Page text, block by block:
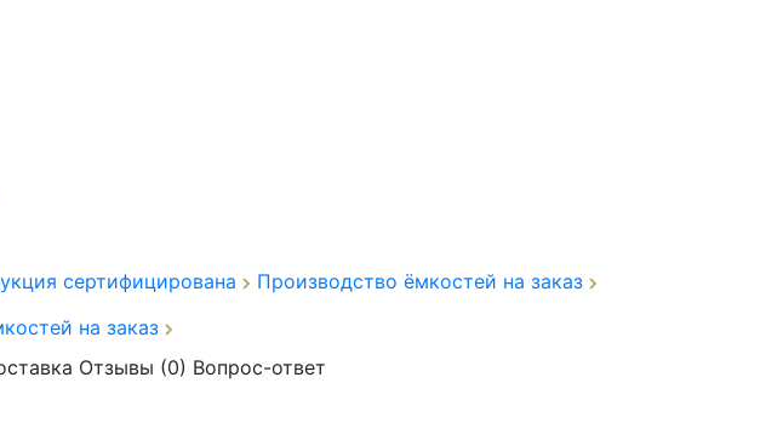
сертифицирована
Производство ёмкостей на заказ
на заказ
Отзывы (0) Вопрос-ответ